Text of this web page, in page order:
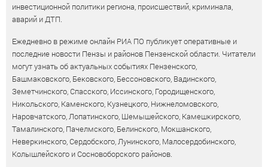
инвестиционной политики региона, происшествий, криминала,
аварий и ДТП.
Ежедневно в режиме онлайн РИА ПО публикует оперативные и
последние новости Пензы и районов Пензенской области. Читатели
могут узнать об актуальных событиях Пензенского,
Башмаковского, Бековского, Бессоновского, Вадинского,
Земетчинского, Спасского, Иссинского, Городищенского,
Никольского, Каменского, Кузнецкого, Нижнеломовского,
Наровчатского, Лопатинского, Шемышейского, Камешкирского,
Тамалинского, Пачелмского, Белинского, Мокшанского,
Неверкинского, Сердобского, Лунинского, Малосердобинского,
Колышлейского и Сосновоборского районов.